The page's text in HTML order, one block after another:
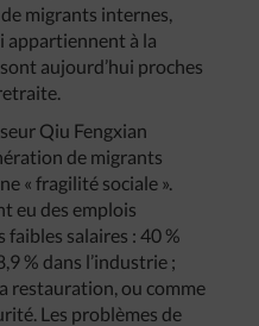
migrants internes,
appartiennent à la
aujourd’hui proches
Qiu Fengxian
de migrants
« fragilité sociale ».
eu des emplois
salaires : 40 %
% dans l’industrie ;
restauration, ou comme
Les problèmes de